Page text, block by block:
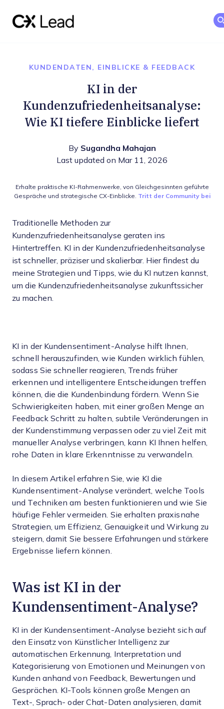
KUNDENDATEN, EINBLICKE & FEEDBACK
KI in der
Kundenzufriedenheitsanalyse:
Wie KI tiefere Einblicke liefert
By Sugandha Mahajan
Last updated on Mar 11, 2026
Erhalte praktische KI-Rahmenwerke, von Gleichgesinnten geführte
Gespräche und strategische CX-Einblicke. Tritt der Community bei
Traditionelle Methoden zur
Kundenzufriedenheitsanalyse geraten ins
Hintertreffen. KI in der Kundenzufriedenheitsanalyse
ist schneller, präziser und skalierbar. Hier findest du
meine Strategien und Tipps, wie du KI nutzen kannst,
um die Kundenzufriedenheitsanalyse zukunftssicher
zu machen.
KI in der Kundensentiment-Analyse hilft Ihnen,
schnell herauszufinden, wie Kunden wirklich fühlen,
sodass Sie schneller reagieren, Trends früher
erkennen und intelligentere Entscheidungen treffen
können, die die Kundenbindung fördern. Wenn Sie
Schwierigkeiten haben, mit einer großen Menge an
Feedback Schritt zu halten, subtile Veränderungen in
der Kundenstimmung verpassen oder zu viel Zeit mit
manueller Analyse verbringen, kann KI Ihnen helfen,
rohe Daten in klare Erkenntnisse zu verwandeln.
In diesem Artikel erfahren Sie, wie KI die
Kundensentiment-Analyse verändert, welche Tools
und Techniken am besten funktionieren und wie Sie
häufige Fehler vermeiden. Sie erhalten praxisnahe
Strategien, um Effizienz, Genauigkeit und Wirkung zu
steigern, damit Sie bessere Erfahrungen und stärkere
Ergebnisse liefern können.
Was ist KI in der
Kundensentiment-Analyse?
KI in der Kundensentiment-Analyse bezieht sich auf
den Einsatz von Künstlicher Intelligenz zur
automatischen Erkennung, Interpretation und
Kategorisierung von Emotionen und Meinungen von
Kunden anhand von Feedback, Bewertungen und
Gesprächen. KI-Tools können große Mengen an
Text-, Sprach- oder Chat-Daten analysieren, damit